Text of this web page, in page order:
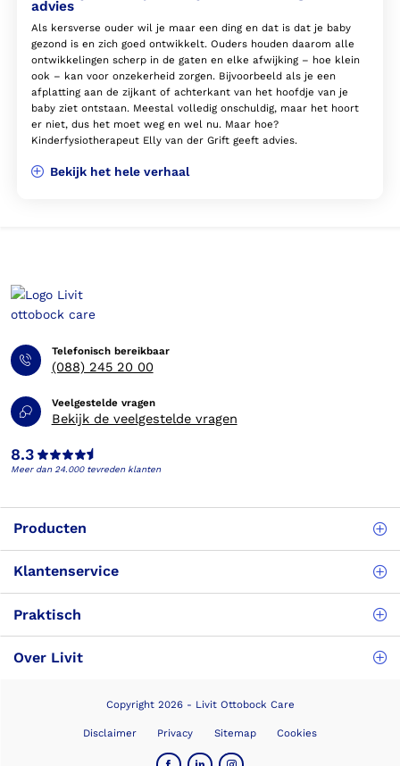
advies
Als kersverse ouder wil je maar een ding en dat is dat je baby
gezond is en zich goed ontwikkelt. Ouders houden daarom alle
ontwikkelingen scherp in de gaten en elke afwijking – hoe klein
ook – kan voor onzekerheid zorgen. Bijvoorbeeld als je een
afplatting aan de zijkant of achterkant van het hoofdje van je
baby ziet ontstaan. Meestal volledig onschuldig, maar het hoort
er niet, dus het moet weg en wel nu. Maar hoe?
Kinderfysiotherapeut Elly van der Grift geeft advies.
Bekijk het hele verhaal
Telefonisch bereikbaar
(088) 245 20 00
Veelgestelde vragen
Bekijk de veelgestelde vragen
8.3
Meer dan 24.000 tevreden klanten
Producten
Klantenservice
Praktisch
Over Livit
Copyright 2026 - Livit Ottobock Care
Disclaimer Privacy Sitemap Cookies